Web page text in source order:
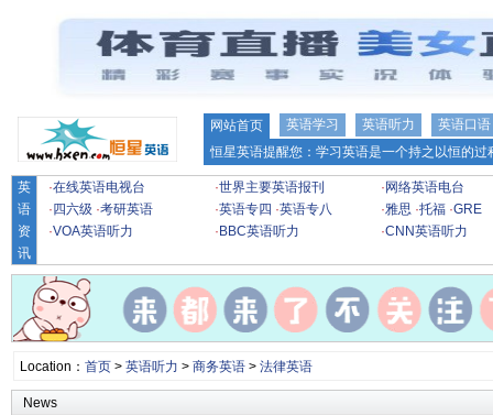
网站首页 英语学习 英语听力
英语口语
恒星英语提醒您：学习英语是一个持之以恒的
英
语
资
讯
·在线英语电视台 ·世界主要英语报刊 · 网络英语电台
· 四六级 ·考研英语 ·英语专四 ·英语专八 ·雅思 ·托福 ·GRE
·VOA英语听力 · BBC英语听力 ·CNN英语听力
Location： 首页> 英语听力 > 商务英语> 法律英语
News